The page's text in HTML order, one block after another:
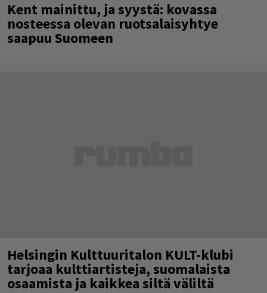
Kent mainittu, ja syystä: kovassa
nosteessa olevan ruotsalaisyhtye
saapuu Suomeen
Helsingin Kulttuuritalon KULT-klubi
tarjoaa kulttiartisteja, suomalaista
osaamista ja kaikkea siltä väliltä